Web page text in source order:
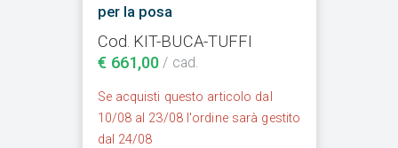
per la posa
Cod. KIT-BUCA-TUFFI
€ 661,00 / cad.
Se acquisti questo articolo dal
10/08 al 23/08 l'ordine sarà gestito
dal 24/08